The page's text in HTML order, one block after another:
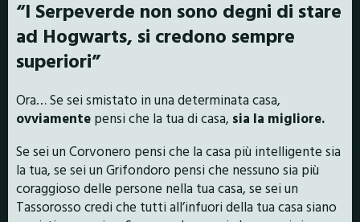
“I Serpeverde non sono degni di stare
ad Hogwarts, si credono sempre
superiori”
Ora… Se sei smistato in una determinata casa,
ovviamente pensi che la tua di casa, sia la migliore.
Se sei un Corvonero pensi che la casa più intelligente sia
la tua, se sei un Grifondoro pensi che nessuno sia più
coraggioso delle persone nella tua casa, se sei un
Tassorosso credi che tutti all’infuori della tua casa siano